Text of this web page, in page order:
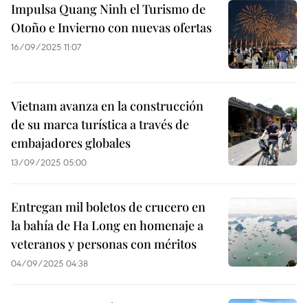
Impulsa Quang Ninh el Turismo de
Otoño e Invierno con nuevas ofertas
16/09/2025 11:07
Vietnam avanza en la construcción
de su marca turística a través de
embajadores globales
13/09/2025 05:00
Entregan mil boletos de crucero en
la bahía de Ha Long en homenaje a
veteranos y personas con méritos
04/09/2025 04:38